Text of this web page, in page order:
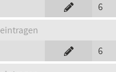
6
eintragen
6